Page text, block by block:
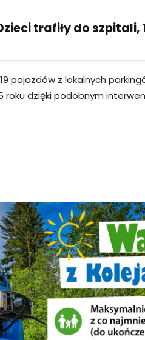
trafiły do szpitali,
pojazdów z lokalnych
roku dzięki podobnym